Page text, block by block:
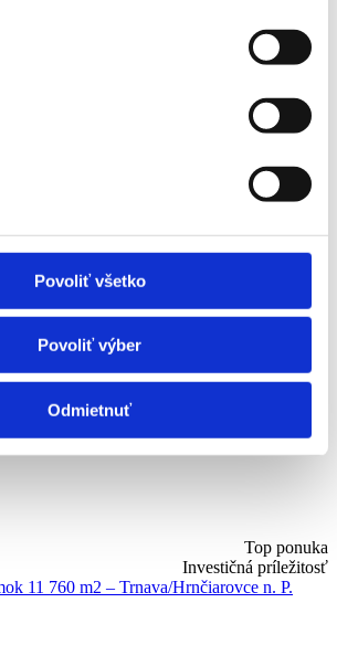
Povoliť všetko
Povoliť výber
Odmietnuť
Top ponuka
Rodinné bývanie
3-IZBOVÝ RODINNÝ DOM V
Top ponuka
Investičná príležitosť